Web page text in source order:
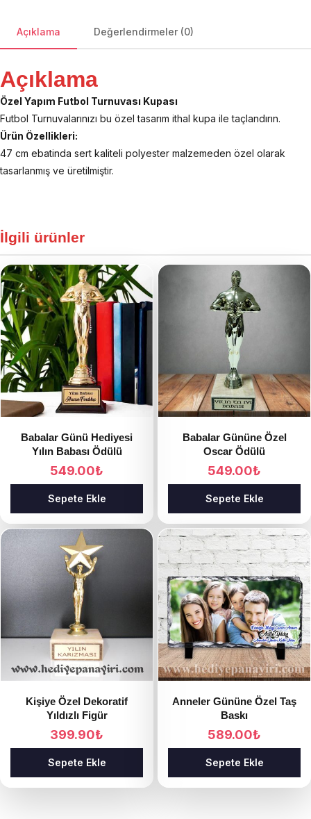
Açıklama Değerlendirmeler (0)
Açıklama
Özel Yapım Futbol Turnuvası Kupası
Futbol Turnuvalarınızı bu özel tasarım ithal kupa ile taçlandırın.
Ürün Özellikleri:
47 cm ebatinda sert kaliteli polyester malzemeden özel olarak
tasarlanmış ve üretilmiştir.
İlgili ürünler
Babalar Günü Hediyesi
Yılın Babası Ödülü
549.00₺
Sepete Ekle
Babalar Gününe Özel
Oscar Ödülü
549.00₺
Sepete Ekle
Kişiye Özel Dekoratif
Yıldızlı Figür
399.90₺
Sepete Ekle
Anneler Gününe Özel Taş
Baskı
589.00₺
Sepete Ekle